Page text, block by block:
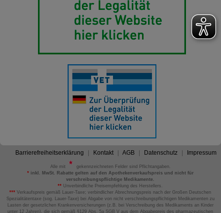
Barrierefreiheitserklärung Kontakt AGB Datenschutz Impressum
Alle mit
gekennzeichneten Felder sind Pflichtangaben.
*inkl. MwSt. Rabatte gelten auf den Apothekenverkaufspreis und nicht für
verschreibungspflichtige Medikamente.
** Unverbindliche Preisempfehlung des Herstellers.
*** Verkaufspreis gemäß Lauer-Taxe; verbindlicher Abrechnungspreis nach der Großen Deutschen
Spezialitätentaxe (sog. Lauer-Taxe) bei Abgabe von nicht verschreibungspflichtigen Medikamenten zu
Lasten der gesetzlichen Krankenversicherungen (z.B. bei Verschreibung des Medikaments an Kinder
unter 12 Jahren), die sich gemäß §129 Abs. 5a SGB V aus dem Abgabepreis des pharmazeutischen